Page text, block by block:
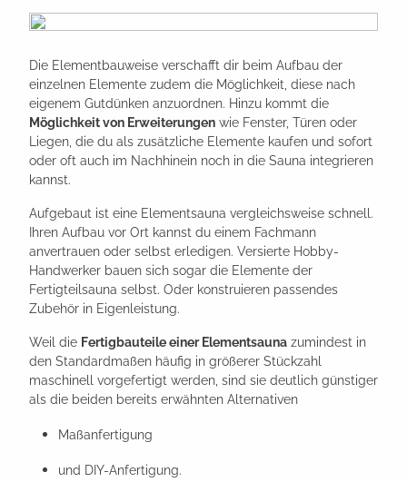
Die Elementbauweise verschafft dir beim Aufbau der
einzelnen Elemente zudem die Möglichkeit, diese nach
eigenem Gutdünken anzuordnen. Hinzu kommt die
Möglichkeit von Erweiterungen wie Fenster, Türen oder
Liegen, die du als zusätzliche Elemente kaufen und sofort
oder oft auch im Nachhinein noch in die Sauna integrieren
kannst.
Aufgebaut ist eine Elementsauna vergleichsweise schnell.
Ihren Aufbau vor Ort kannst du einem Fachmann
anvertrauen oder selbst erledigen. Versierte Hobby-
Handwerker bauen sich sogar die Elemente der
Fertigteilsauna selbst. Oder konstruieren passendes
Zubehör in Eigenleistung.
Weil die Fertigbauteile einer Elementsauna zumindest in
den Standardmaßen häufig in größerer Stückzahl
maschinell vorgefertigt werden, sind sie deutlich günstiger
als die beiden bereits erwähnten Alternativen
Maßanfertigung
und DIY-Anfertigung.